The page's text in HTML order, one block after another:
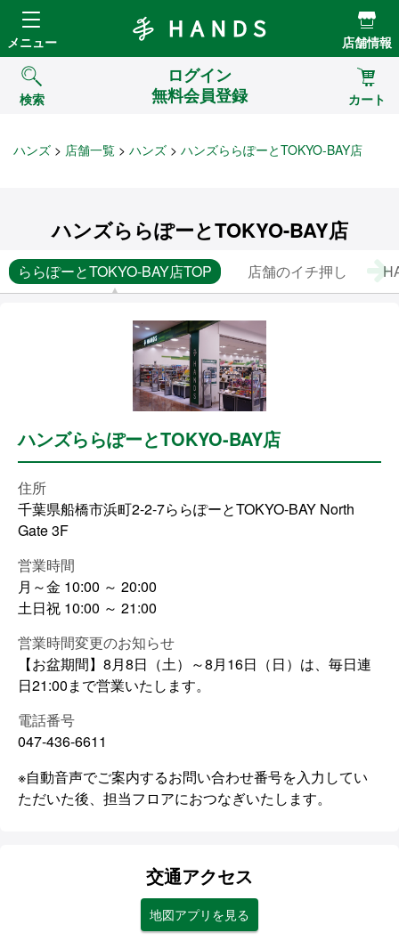
Hands ハンズ
メニュー 店舗情報
検索
ログイン
無料会員登録
カート
ハンズ 店舗一覧 ハンズ ハンズららぽーとTOKYO-BAY店
ハンズららぽーとTOKYO-BAY店
ららぽーとTOKYO-BAY店TOP 店舗のイチ押し
ハンズららぽーとTOKYO-BAY店
住所
千葉県船橋市浜町2-2-7ららぽーとTOKYO-BAY North
Gate 3F
営業時間
月～金 10:00 ～ 20:00
土日祝 10:00 ～ 21:00
営業時間変更のお知らせ
【お盆期間】8月8日（土）～8月16日（日）は、毎日連
日21:00まで営業いたします。
電話番号
047-436-6611
※自動音声でご案内するお問い合わせ番号を入力してい
ただいた後、担当フロアにおつなぎいたします。
交通アクセス
地図アプリを見る